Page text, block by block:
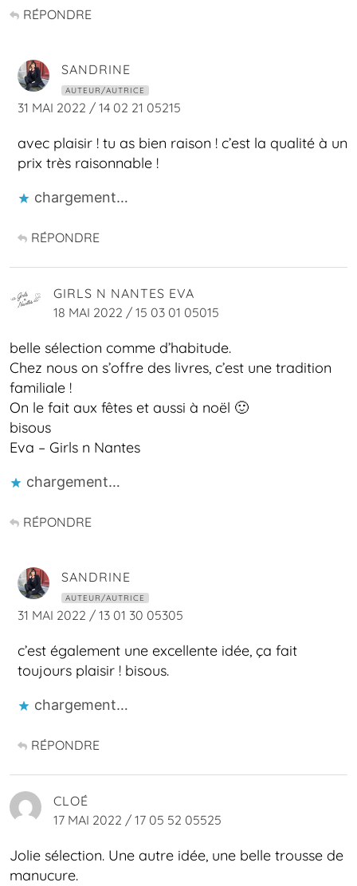
RÉPONDRE
SANDRINE
AUTEUR/AUTRICE
31 MAI 2022 / 14 02 21 05215
avec plaisir ! tu as bien raison ! c’est la qualité à un
prix très raisonnable !
chargement…
RÉPONDRE
GIRLS N NANTES EVA
18 MAI 2022 / 15 03 01 05015
belle sélection comme d’habitude.
Chez nous on s’offre des livres, c’est une tradition
familiale !
On le fait aux fêtes et aussi à noël 🙂
bisous
Eva – Girls n Nantes
chargement…
RÉPONDRE
SANDRINE
AUTEUR/AUTRICE
31 MAI 2022 / 13 01 30 05305
c’est également une excellente idée, ça fait
toujours plaisir ! bisous.
chargement…
RÉPONDRE
CLOÉ
17 MAI 2022 / 17 05 52 05525
Jolie sélection. Une autre idée, une belle trousse de
manucure.